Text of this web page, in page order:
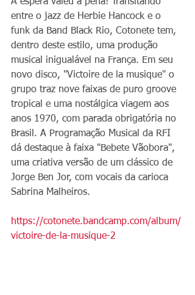
entre o jazz de Herbie Hancock e o
funk da Band Black Rio, Cotonete tem,
dentro deste estilo, uma produção
musical inigualável na França. Em seu
novo disco, "Victoire de la musique" o
grupo traz nove faixas de puro groove
tropical e uma nostálgica viagem aos
anos 1970, com parada obrigatória no
Brasil. A Programação Musical da RFI
dá destaque à faixa "Bebete Vãobora",
uma criativa versão de um clássico de
Jorge Ben Jor, com vocais da carioca
Sabrina Malheiros.
https://cotonete.bandcamp.com/album/
victoire-de-la-musique-2